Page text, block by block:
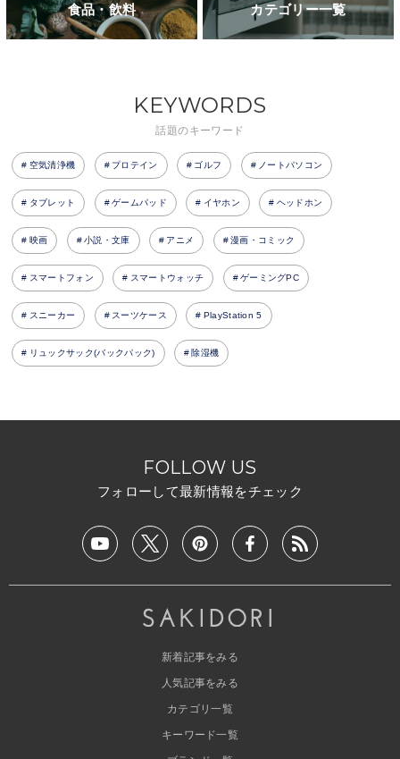
食品・飲料 カテゴリー一覧
KEYWORDS
話題のキーワード
空気清浄機 プロテイン ゴルフ ノートパソコン
タブレット ゲームパッド イヤホン ヘッドホン
映画 小説・文庫 アニメ 漫画・コミック
スマートフォン スマートウォッチ ゲーミングPC
スニーカー スーツケース PlayStation 5
リュックサック(バックパック) 除湿機
FOLLOW US
フォローして最新情報をチェック
新着記事をみる
人気記事をみる
カテゴリ一覧
キーワード一覧